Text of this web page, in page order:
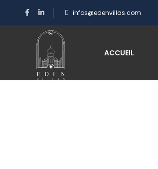
infos@edenvillas.com
ACCUEIL